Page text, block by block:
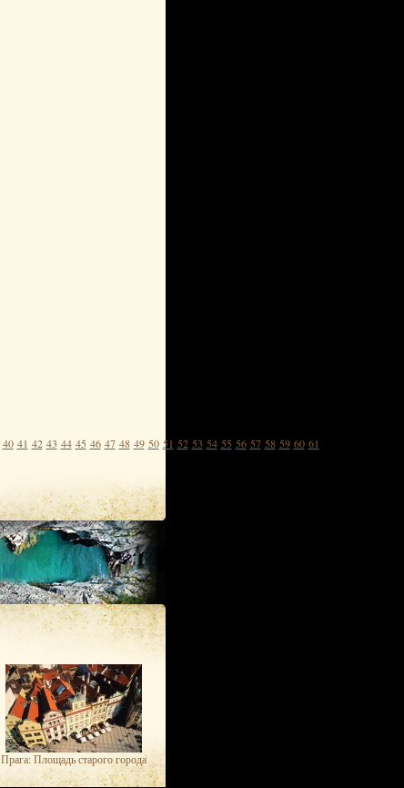
40 41 42 43 44 45 46 47 48 49 50 51 52 53 54 55 56 57 58 59 60 61
Прага: Площадь старого города